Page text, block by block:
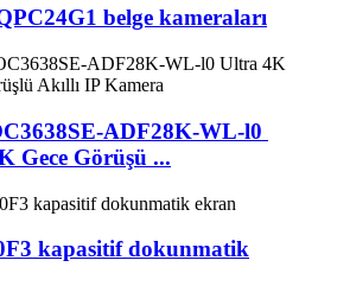
belge kameraları
ADF28K-WL-l0
Gece Görüşü ...
kapasitif dokunmatik